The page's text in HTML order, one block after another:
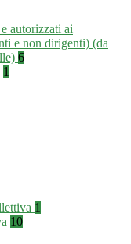
autorizzati ai
e non dirigenti) (da
6
1
1
10